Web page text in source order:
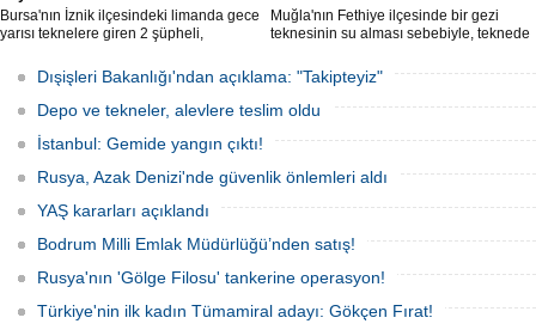
Bursa'nın İznik ilçesindeki limanda gece
yarısı teknelere giren 2 şüpheli,
çaldı. Olay, güvenlik kameralarına
yansıdı, tekne sahiplerinin ihbarıyla
jandarma inceleme başlattı.
Muğla'nın Fethiye ilçesinde bir gezi
teknesinin su alması sebebiyle, teknede
teknenin batmaması için bölgede
kurtarma çalışması başlatıldı.
Dışişleri Bakanlığı'ndan açıklama: "Takipteyiz"
Depo ve tekneler, alevlere teslim oldu
İstanbul: Gemide yangın çıktı!
Rusya, Azak Denizi'nde güvenlik önlemleri aldı
YAŞ kararları açıklandı
Bodrum Milli Emlak Müdürlüğü’nden satış!
Rusya'nın 'Gölge Filosu' tankerine operasyon!
Türkiye'nin ilk kadın Tümamiral adayı: Gökçen Fırat!